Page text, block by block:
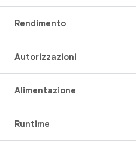
Rendimento
Autorizzazioni
Alimentazione
Runtime